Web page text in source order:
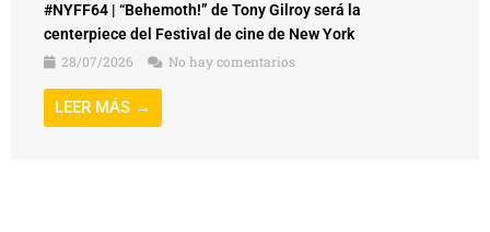
#NYFF64 | “Behemoth!” de Tony Gilroy será la
centerpiece del Festival de cine de New York
28/07/2026
No hay comentarios
LEER MÁS →